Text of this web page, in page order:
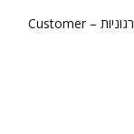
חיבור מהיר ובטוח לאפליקציות ארגוניות – Customer